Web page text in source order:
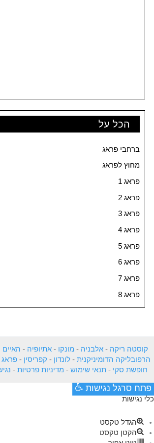
הכל על
ברחבי פראג
מחוץ לפראג
פראג 1
פראג 2
פראג 3
פראג 4
פראג 5
פראג 6
פראג 7
פראג 8
קוסטה ריקה -אלבניה - מונקו -אתיופיה - האיים
הרפובליקה הדומיניקנית -לונדון - קפריסין -פראג
חופשת סקי -תנאי שימוש - מדיניות פרטיות -
פתח סרגל נגישות
כלי נגישות
הגדל טקסט
הקטן טקסט